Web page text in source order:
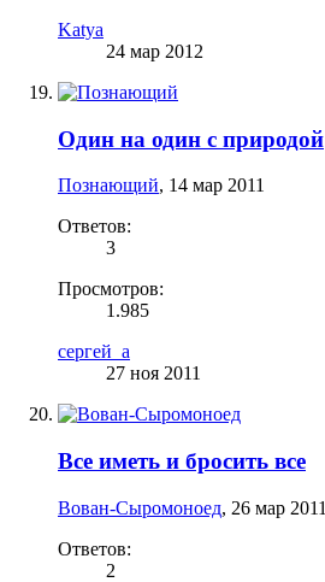
Katya
24 мар 2012
Один на один с природой
Познающий, 14 мар 2011
Ответов:
3
Просмотров:
1.985
сергей_а
27 ноя 2011
Все иметь и бросить все
Вован-Сыромоноед, 26 мар 2011
Ответов:
2